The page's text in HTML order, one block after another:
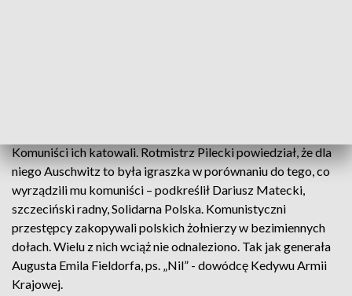
Komuniści ich katowali. Rotmistrz Pilecki powiedział, że dla
niego Auschwitz to była igraszka w porównaniu do tego, co
wyrządzili mu komuniści – podkreślił Dariusz Matecki,
szczeciński radny, Solidarna Polska. Komunistyczni
przestępcy zakopywali polskich żołnierzy w bezimiennych
dołach. Wielu z nich wciąż nie odnaleziono. Tak jak generała
Augusta Emila Fieldorfa, ps. „Nil” - dowódcę Kedywu Armii
Krajowej.